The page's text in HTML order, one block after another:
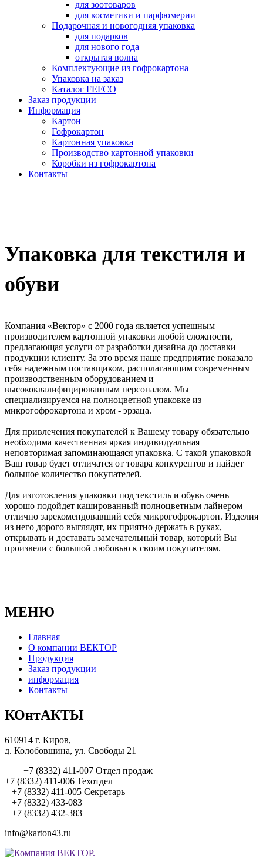
для зоотоваров
для косметики и парфюмерии
Подарочная и новогодняя упаковка
для подарков
для нового года
открытая волна
Комплектующие из гофрокартона
Упаковка на заказ
Каталог FEFCO
Заказ продукции
Информация
Картон
Гофрокартон
Картонная упаковка
Производство картонной упаковки
Коробки из гофрокартона
Контакты
Упаковка для текстиля и
обуви
Компания «Вектор» с 2000 года является успешным
производителем картонной упаковки любой сложности,
предлагающая услуги от разработки дизайна до доставки
продукции клиенту. За это время наше предприятие показало
себя надежным поставщиком, располагающим современным
производственным оборудованием и
высококвалифицированным персоналом. Мы
специализируемся на полноцветной упаковке из
микрогофрокартона и хром - эрзаца.
Для привлечения покупателей к Вашему товару обязательно
необходима качественная яркая индивидуальная
неповторимая запоминающаяся упаковка. С такой упаковкой
Ваш товар будет отличатся от товара конкурентов и найдет
большое количество покупателей.
Для изготовления упаковки под текстиль и обувь очень
хорошо подойдет кашированный полноцветным лайнером
отлично зарекомендовавший себя микрогофрокартон. Изделия
из него дорого выглядят, их приятно держать в руках,
открывать и доставать замечательный товар, который Вы
произвели с большой любовью к своим покупателям.
МЕНЮ
Главная
О компании ВЕКТОР
Продукция
Заказ продукции
информация
Контакты
КОнтАКТЫ
610914 г. Киров,
д. Колобовщина, ул. Свободы 21
+7 (8332) 411-007 Отдел продаж
+7 (8332) 411-006 Техотдел
+7 (8332) 411-005 Секретарь
+7 (8332) 433-083
+7 (8332) 432-383
info@karton43.ru